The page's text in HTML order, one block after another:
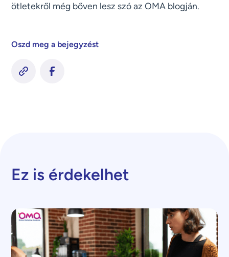
ötletekről még bőven lesz szó az OMA blogján.
Oszd meg a bejegyzést
Ez is érdekelhet